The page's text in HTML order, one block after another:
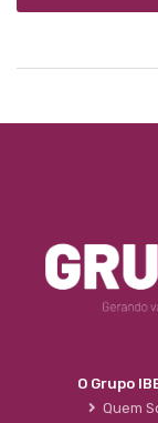
O Grupo
Quem